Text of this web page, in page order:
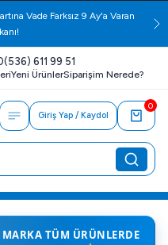
Vade Farksız 9 Ay'a Varan
611 99 51
Yeni ÜrünlerSiparişim Nerede?
Giriş Yap / Kaydol
0
TÜM ÜRÜNLERDE